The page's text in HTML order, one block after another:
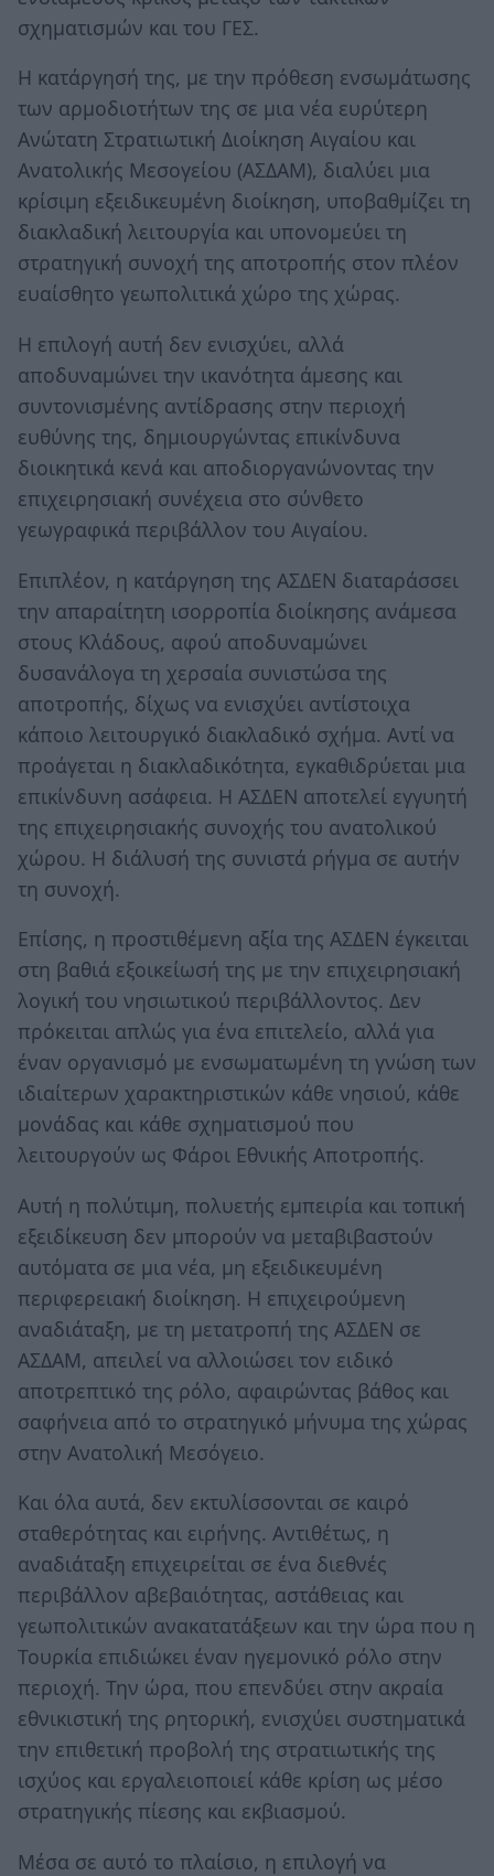
σχηματισμών και του ΓΕΣ.
Η κατάργησή της, με την πρόθεση ενσωμάτωσης
των αρμοδιοτήτων της σε μια νέα ευρύτερη
Ανώτατη Στρατιωτική Διοίκηση Αιγαίου και
Ανατολικής Μεσογείου (ΑΣΔΑΜ), διαλύει μια
κρίσιμη εξειδικευμένη διοίκηση, υποβαθμίζει τη
διακλαδική λειτουργία και υπονομεύει τη
στρατηγική συνοχή της αποτροπής στον πλέον
ευαίσθητο γεωπολιτικά χώρο της χώρας.
Η επιλογή αυτή δεν ενισχύει, αλλά
αποδυναμώνει την ικανότητα άμεσης και
συντονισμένης αντίδρασης στην περιοχή
ευθύνης της, δημιουργώντας επικίνδυνα
διοικητικά κενά και αποδιοργανώνοντας την
επιχειρησιακή συνέχεια στο σύνθετο
γεωγραφικά περιβάλλον του Αιγαίου.
Επιπλέον, η κατάργηση της ΑΣΔΕΝ διαταράσσει
την απαραίτητη ισορροπία διοίκησης ανάμεσα
στους Κλάδους, αφού αποδυναμώνει
δυσανάλογα τη χερσαία συνιστώσα της
αποτροπής, δίχως να ενισχύει αντίστοιχα
κάποιο λειτουργικό διακλαδικό σχήμα. Αντί να
προάγεται η διακλαδικότητα, εγκαθιδρύεται μια
επικίνδυνη ασάφεια. Η ΑΣΔΕΝ αποτελεί εγγυητή
της επιχειρησιακής συνοχής του ανατολικού
χώρου. Η διάλυσή της συνιστά ρήγμα σε αυτήν
τη συνοχή.
Επίσης, η προστιθέμενη αξία της ΑΣΔΕΝ έγκειται
στη βαθιά εξοικείωσή της με την επιχειρησιακή
λογική του νησιωτικού περιβάλλοντος. Δεν
πρόκειται απλώς για ένα επιτελείο, αλλά για
έναν οργανισμό με ενσωματωμένη τη γνώση των
ιδιαίτερων χαρακτηριστικών κάθε νησιού, κάθε
μονάδας και κάθε σχηματισμού που
λειτουργούν ως Φάροι Εθνικής Αποτροπής.
Αυτή η πολύτιμη, πολυετής εμπειρία και τοπική
εξειδίκευση δεν μπορούν να μεταβιβαστούν
αυτόματα σε μια νέα, μη εξειδικευμένη
περιφερειακή διοίκηση. Η επιχειρούμενη
αναδιάταξη, με τη μετατροπή της ΑΣΔΕΝ σε
ΑΣΔΑΜ, απειλεί να αλλοιώσει τον ειδικό
αποτρεπτικό της ρόλο, αφαιρώντας βάθος και
σαφήνεια από το στρατηγικό μήνυμα της χώρας
στην Ανατολική Μεσόγειο.
Και όλα αυτά, δεν εκτυλίσσονται σε καιρό
σταθερότητας και ειρήνης. Αντιθέτως, η
αναδιάταξη επιχειρείται σε ένα διεθνές
περιβάλλον αβεβαιότητας, αστάθειας και
γεωπολιτικών ανακατατάξεων και την ώρα που η
Τουρκία επιδιώκει έναν ηγεμονικό ρόλο στην
περιοχή. Την ώρα, που επενδύει στην ακραία
εθνικιστική της ρητορική, ενισχύει συστηματικά
την επιθετική προβολή της στρατιωτικής της
ισχύος και εργαλειοποιεί κάθε κρίση ως μέσο
στρατηγικής πίεσης και εκβιασμού.
Μέσα σε αυτό το πλαίσιο, η επιλογή να